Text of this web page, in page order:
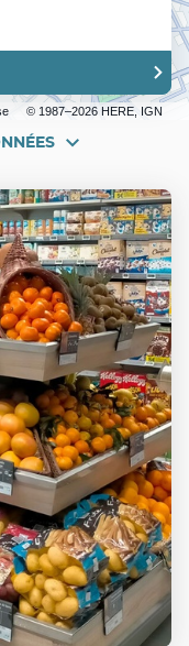
© 1987–2026 HERE, IGN